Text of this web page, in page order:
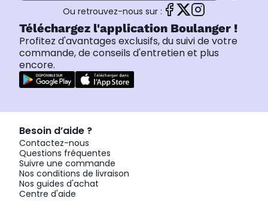
Ou retrouvez-nous sur :
Téléchargez l'application Boulanger !
Profitez d'avantages exclusifs, du suivi de votre
commande, de conseils d'entretien et plus
encore.
Besoin d’aide ?
Contactez-nous
Questions fréquentes
Suivre une commande
Nos conditions de livraison
Nos guides d'achat
Centre d'aide